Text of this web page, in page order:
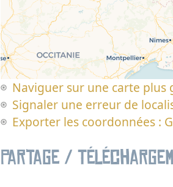
Naviguer sur une carte plus
Signaler une erreur de
Exporter les coordonnées :
Partage /